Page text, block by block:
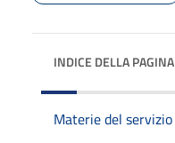
INDICE DELLA PAGINA
Materie del servizio